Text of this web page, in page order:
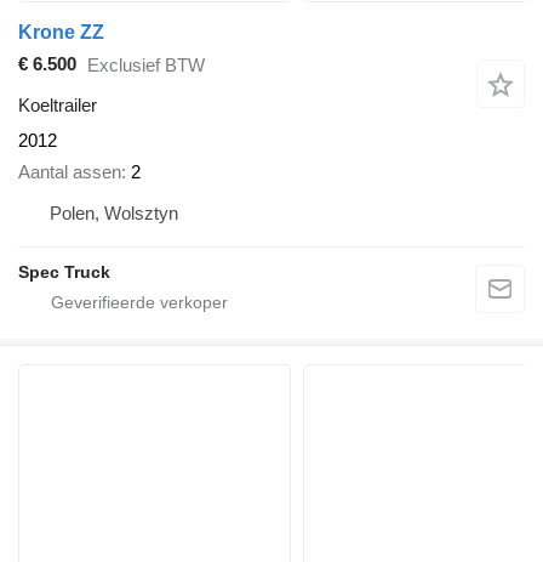
Krone ZZ
€ 6.500 Exclusief BTW
Koeltrailer
2012
Aantal assen 2
Polen, Wolsztyn
Spec Truck